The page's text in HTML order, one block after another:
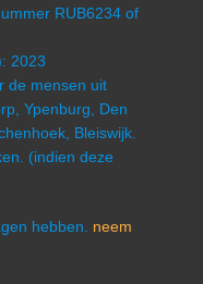
RUB6234 of
2023
de mensen uit
Ypenburg, Den
Bleiswijk.
(indien deze
hebben. neem